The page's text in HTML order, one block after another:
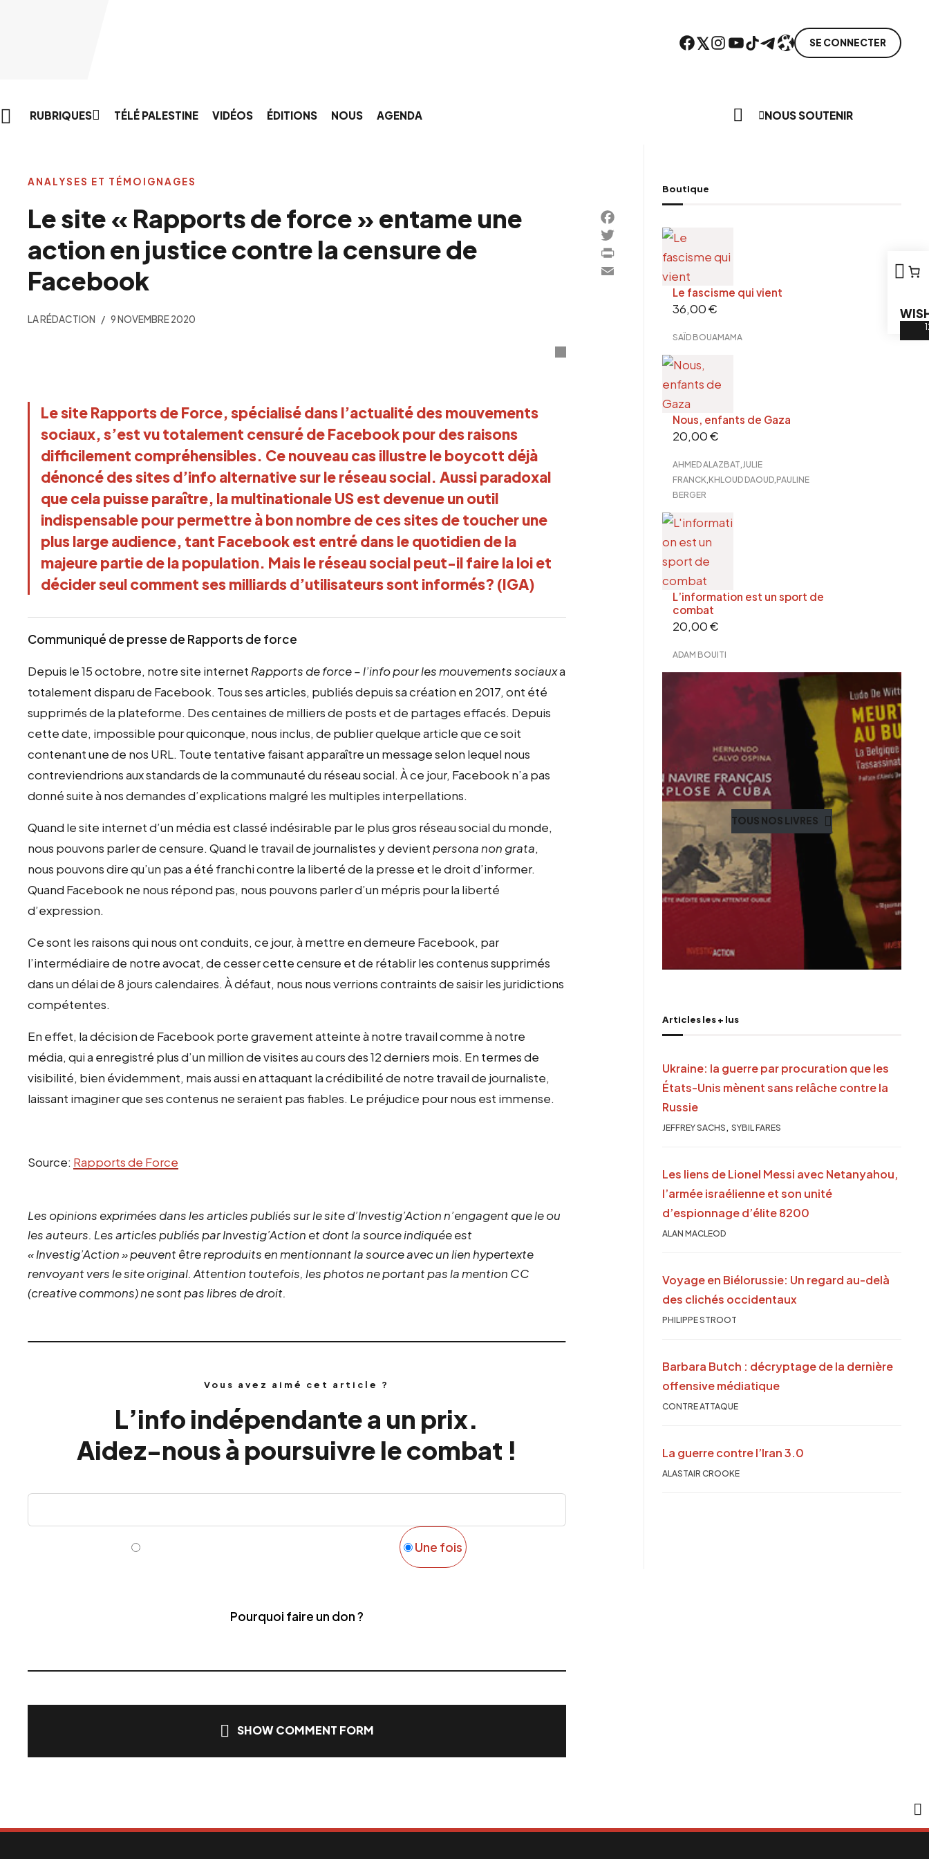
Facebook Twitter Instagram YouTube TikTok TelegramLien SE CONNECTER
RUBRIQUES TÉLÉ PALESTINE VIDÉOS ÉDITIONS NOUS AGENDA NOUS SOUTENIR
Le site « Rapports de force » entame une
action en justice contre la censure de
Facebook
LA RÉDACTION 9 NOVEMBRE 2020
Le site Rapports de Force, spécialisé dans l’actualité des mouvements
sociaux, s’est vu totalement censuré de Facebook pour des raisons
difficilement compréhensibles. Ce nouveau cas illustre le boycott déjà
dénoncé des sites d’info alternative sur le réseau social. Aussi paradoxal
que cela puisse paraître, la multinationale US est devenue un outil
indispensable pour permettre à bon nombre de ces sites de toucher une
plus large audience, tant Facebook est entré dans le quotidien de la
majeure partie de la population. Mais le réseau social peut-il faire la loi et
décider seul comment ses milliards d’utilisateurs sont informés? (IGA)
Communiqué de presse de Rapports de force
Depuis le 15 octobre, notre site internet Rapports de force – l’info pour les mouvements sociauxa
totalement disparu de Facebook. Tous ses articles, publiés depuis sa création en 2017, ont été
supprimés de la plateforme. Des centaines de milliers de posts et de partages effacés. Depuis
cette date, impossible pour quiconque, nous inclus, de publier quelque article que ce soit
contenant une de nos URL. Toute tentative faisant apparaître un message selon lequel nous
contreviendrions aux standards de la communauté du réseau social. À ce jour, Facebook n’a pas
donné suite à nos demandes d’explications malgré les multiples interpellations.
Quand le site internet d’un média est classé indésirable par le plus gros réseau social du monde,
nous pouvons parler de censure. Quand le travail de journalistes y devientpersona non grata,
nous pouvons dire qu’un pas a été franchi contre la liberté de la presse et le droit d’informer.
Quand Facebook ne nous répond pas, nous pouvons parler d’un mépris pour la liberté
d’expression.
Ce sont les raisons qui nous ont conduits, ce jour, à mettre en demeure Facebook, par
l’intermédiaire de notre avocat, de cesser cette censure et de rétablir les contenus supprimés
dans un délai de 8 jours calendaires. À défaut, nous nous verrions contraints de saisir les juridictions
compétentes.
En effet, la décision de Facebook porte gravement atteinte à notre travail comme à notre
média, qui a enregistré plus d’un million de visites au cours des 12 derniers mois. En termes de
visibilité, bien évidemment, mais aussi en attaquant la crédibilité de notre travail de journaliste,
laissant imaginer que ses contenus ne seraient pas fiables. Le préjudice pour nous est immense.
Source: Rapports de Force
ANALYSES ET TÉMOIGNAGES
Les opinions exprimées dans les articles publiés sur le site d’Investig’Action n’engagent que le ou
les auteurs. Les articles publiés par Investig’Action et dont la source indiquée est
« Investig’Action » peuvent être reproduits en mentionnant la source avec un lien hypertexte
renvoyant vers le site original. Attention toutefois, les photos ne portant pas la mention CC
(creative commons) ne sont pas libres de droit.
Vous avez aimé cet article ?
L’info indépendante a un prix.
Aidez-nous à poursuivre le combat !
Une fois
Mensuel
Pourquoi faire un don ?
Facebook
Twitter
PrintFriendly
Email
SHOW COMMENT FORM
Boutique
Le fascisme qui vient
36,00€
SAÏD BOUAMAMA
Nous, enfants de Gaza
20,00€
AHMED ALAZBAT JULIE
FRANCK KHLOUD DAOUD, PAULINE
BERGER
L’information est un sport de
combat
20,00€
ADAM BOUITI
TOUS NOS LIVRES
Articles les + lus
Ukraine: la guerre par procuration que les
États-Unis mènent sans relâche contre la
Russie
JEFFREY SACHS , SYBIL FARES
Les liens de Lionel Messi avec Netanyahou,
l’armée israélienne et son unité
d’espionnage d’élite 8200
ALAN MACLEOD
Voyage en Biélorussie: Un regard au-delà
des clichés occidentaux
PHILIPPE STROOT
Barbara Butch : décryptage de la dernière
offensive médiatique
CONTRE ATTAQUE
La guerre contre l’Iran 3.0
ALASTAIR CROOKE